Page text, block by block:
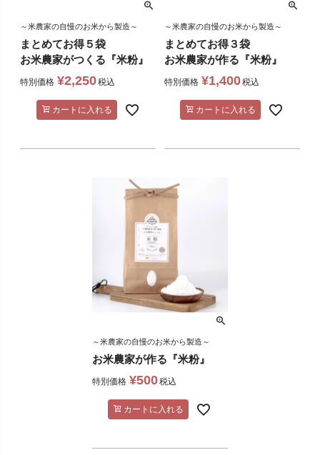
～米農家の自慢のお米から製造～
まとめてお得５袋
お米農家がつくる『米粉』
特別価格 ¥2,250税込
カートに入れる
～米農家の自慢のお米から製造～
まとめてお得３袋
お米農家が作る『米粉』
特別価格 ¥1,400税込
カートに入れる
～米農家の自慢のお米から製造～
お米農家が作る『米粉』
特別価格 ¥500税込
カートに入れる